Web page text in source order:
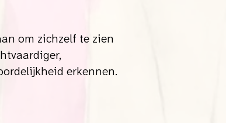
om zichzelf te zien
erkennen.